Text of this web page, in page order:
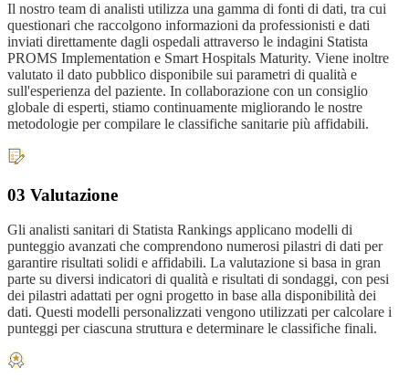
Il nostro team di analisti utilizza una gamma di fonti di dati, tra cui
questionari che raccolgono informazioni da professionisti e dati
inviati direttamente dagli ospedali attraverso le indagini Statista
PROMS Implementation e Smart Hospitals Maturity. Viene inoltre
valutato il dato pubblico disponibile sui parametri di qualità e
sull'esperienza del paziente. In collaborazione con un consiglio
globale di esperti, stiamo continuamente migliorando le nostre
metodologie per compilare le classifiche sanitarie più affidabili.
03 Valutazione
Gli analisti sanitari di Statista Rankings applicano modelli di
punteggio avanzati che comprendono numerosi pilastri di dati per
garantire risultati solidi e affidabili. La valutazione si basa in gran
parte su diversi indicatori di qualità e risultati di sondaggi, con pesi
dei pilastri adattati per ogni progetto in base alla disponibilità dei
dati. Questi modelli personalizzati vengono utilizzati per calcolare i
punteggi per ciascuna struttura e determinare le classifiche finali.